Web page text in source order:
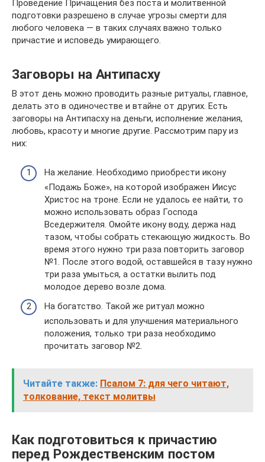
Проведение Причащения без поста и молитвенной
подготовки разрешено в случае угрозы смерти для
любого человека — в таких случаях важно только
причастие и исповедь умирающего.
Заговоры на Антипасху
В этот день можно проводить разные ритуалы, главное,
делать это в одиночестве и втайне от других. Есть
заговоры на Антипасху на деньги, исполнение желания,
любовь, красоту и многие другие. Рассмотрим пару из
них:
На желание. Необходимо приобрести икону
«Подажь Боже», на которой изображен Иисус
Христос на троне. Если не удалось ее найти, то
можно использовать образ Господа
Вседержителя. Омойте икону воду, держа над
тазом, чтобы собрать стекающую жидкость. Во
время этого нужно три раза повторить заговор
№1. После этого водой, оставшейся в тазу нужно
три раза умыться, а остатки вылить под
молодое дерево возле дома.
На богатство. Такой же ритуал можно
использовать и для улучшения материального
положения, только три раза необходимо
прочитать заговор №2.
Читайте также: Псалом 7: для чего читают,
толкование, текст молитвы
Как подготовиться к причастию
перед Рождественским постом